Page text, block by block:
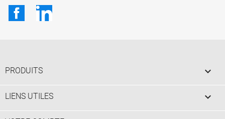
FacebookLinkedIn
PRODUITS 
LIENS UTILES 